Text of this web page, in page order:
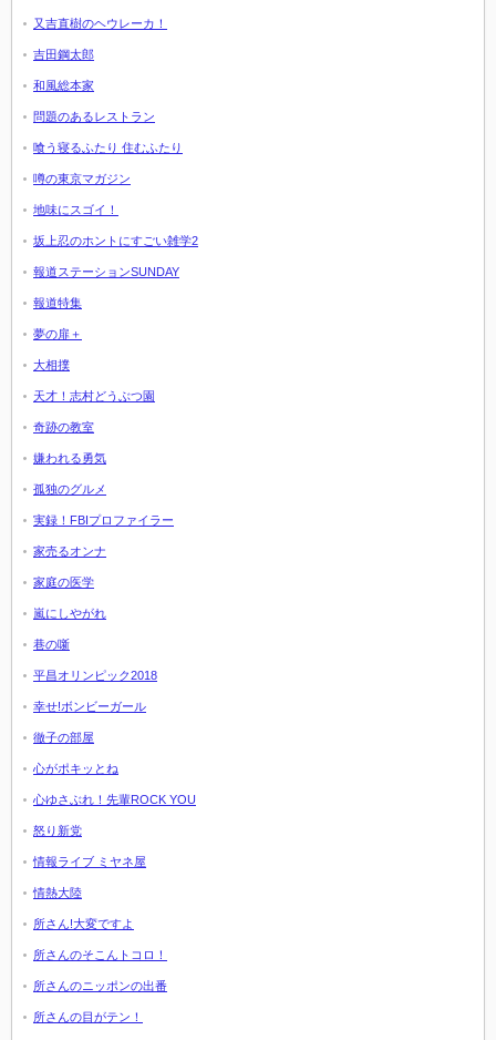
又吉直樹のヘウレーカ！
吉田鋼太郎
和風総本家
問題のあるレストラン
喰う寝るふたり 住むふたり
噂の東京マガジン
地味にスゴイ！
坂上忍のホントにすごい雑学2
報道ステーションSUNDAY
報道特集
夢の扉＋
大相撲
天才！志村どうぶつ園
奇跡の教室
嫌われる勇気
孤独のグルメ
実録！FBIプロファイラー
家売るオンナ
家庭の医学
嵐にしやがれ
巷の噺
平昌オリンピック2018
幸せ!ボンビーガール
徹子の部屋
心がポキッとね
心ゆさぶれ！先輩ROCK YOU
怒り新党
情報ライブ ミヤネ屋
情熱大陸
所さん!大変ですよ
所さんのそこんトコロ！
所さんのニッポンの出番
所さんの目がテン！